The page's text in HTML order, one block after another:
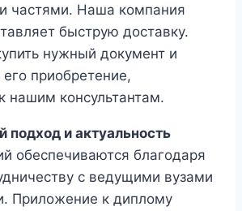
частями. Наша компания
быструю доставку.
нужный документ и
его приобретение,
нашим консультантам.
подход и актуальность
обеспечиваются благодаря
с ведущими вузами
Приложение к диплому